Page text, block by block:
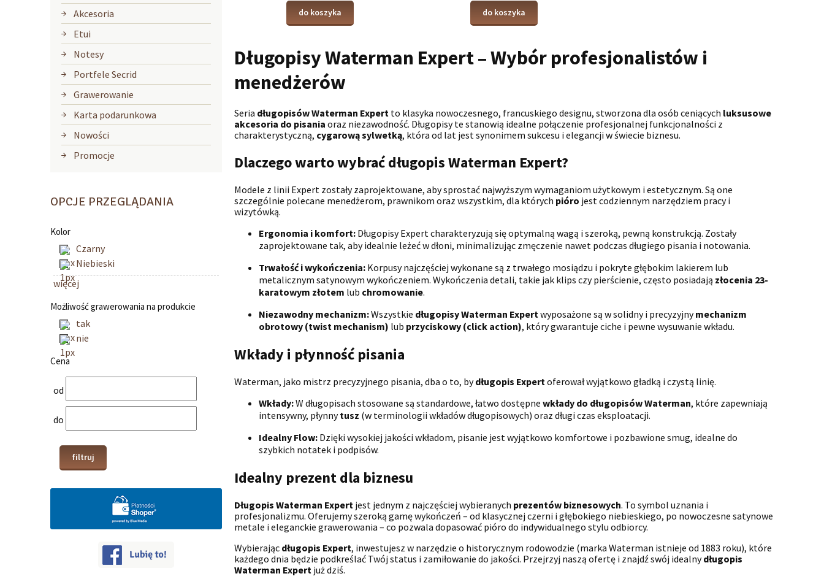
Akcesoria
Etui
Notesy
Portfele Secrid
Grawerowanie
Karta podarunkowa
Nowości
Promocje
OPCJE PRZEGLĄDANIA
Kolor
Czarny
Niebieski
więcej
Możliwość grawerowania na produkcie
tak
nie
Cena
od
do
filtruj
do koszyka do koszyka
Długopisy Waterman Expert – Wybór profesjonalistów i
menedżerów
Seria długopisów Waterman Expert to klasyka nowoczesnego, francuskiego designu, stworzona dla osób ceniących luksusowe
akcesoria do pisania oraz niezawodność. Długopisy te stanowią idealne połączenie profesjonalnej funkcjonalności z
charakterystyczną, cygarową sylwetką, która od lat jest synonimem sukcesu i elegancji w świecie biznesu.
Dlaczego warto wybrać długopis Waterman Expert?
Modele z linii Expert zostały zaprojektowane, aby sprostać najwyższym wymaganiom użytkowym i estetycznym. Są one
szczególnie polecane menedżerom, prawnikom oraz wszystkim, dla których pióro jest codziennym narzędziem pracy i
wizytówką.
Ergonomia i komfort: Długopisy Expert charakteryzują się optymalną wagą i szeroką, pewną konstrukcją. Zostały
zaprojektowane tak, aby idealnie leżeć w dłoni, minimalizując zmęczenie nawet podczas długiego pisania i notowania.
Trwałość i wykończenia: Korpusy najczęściej wykonane są z trwałego mosiądzu i pokryte głębokim lakierem lub
metalicznym satynowym wykończeniem. Wykończenia detali, takie jak klips czy pierścienie, często posiadają złocenia 23-
karatowym złotem lub chromowanie.
Niezawodny mechanizm:Wszystkie długopisy Waterman Expertwyposażone są w solidny i precyzyjnymechanizm
obrotowy (twist mechanism) lub przyciskowy (click action), który gwarantuje ciche i pewne wysuwanie wkładu.
Wkłady i płynność pisania
Waterman, jako mistrz precyzyjnego pisania, dba o to, bydługopis Expert oferował wyjątkowo gładką i czystą linię.
Wkłady:W długopisach stosowane są standardowe, łatwo dostępne wkłady do długopisów Waterman, które zapewniają
intensywny, płynnytusz (w terminologii wkładów długopisowych) oraz długi czas eksploatacji.
Idealny Flow: Dzięki wysokiej jakości wkładom, pisanie jest wyjątkowo komfortowe i pozbawione smug, idealne do
szybkich notatek i podpisów.
Idealny prezent dla biznesu
Długopis Waterman Expert jest jednym z najczęściej wybieranych prezentów biznesowych. To symbol uznania i
profesjonalizmu. Oferujemy szeroką gamę wykończeń – od klasycznej czerni i głębokiego niebieskiego, po nowoczesne satynowe
metale i eleganckie grawerowania – co pozwala dopasować pióro do indywidualnego stylu odbiorcy.
Wybierając długopis Expert, inwestujesz w narzędzie o historycznym rodowodzie (marka Waterman istnieje od 1883 roku), które
każdego dnia będzie podkreślać Twój status i zamiłowanie do jakości. Przejrzyj naszą ofertę i znajdź swój idealnydługopis
Waterman Expert już dziś.